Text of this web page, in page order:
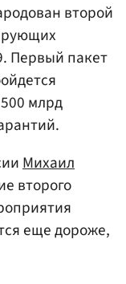
второй
Первый пакет
млрд
Михаил
второго
еще дороже,